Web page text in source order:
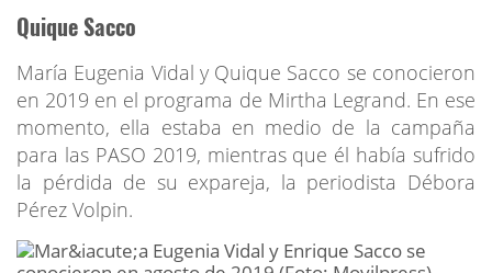
Quique Sacco
María Eugenia Vidal y Quique Sacco se conocieron
en 2019 en el programa de Mirtha Legrand. En ese
momento, ella estaba en medio de la campaña
para las PASO 2019, mientras que él había sufrido
la pérdida de su expareja, la periodista Débora
Pérez Volpin.